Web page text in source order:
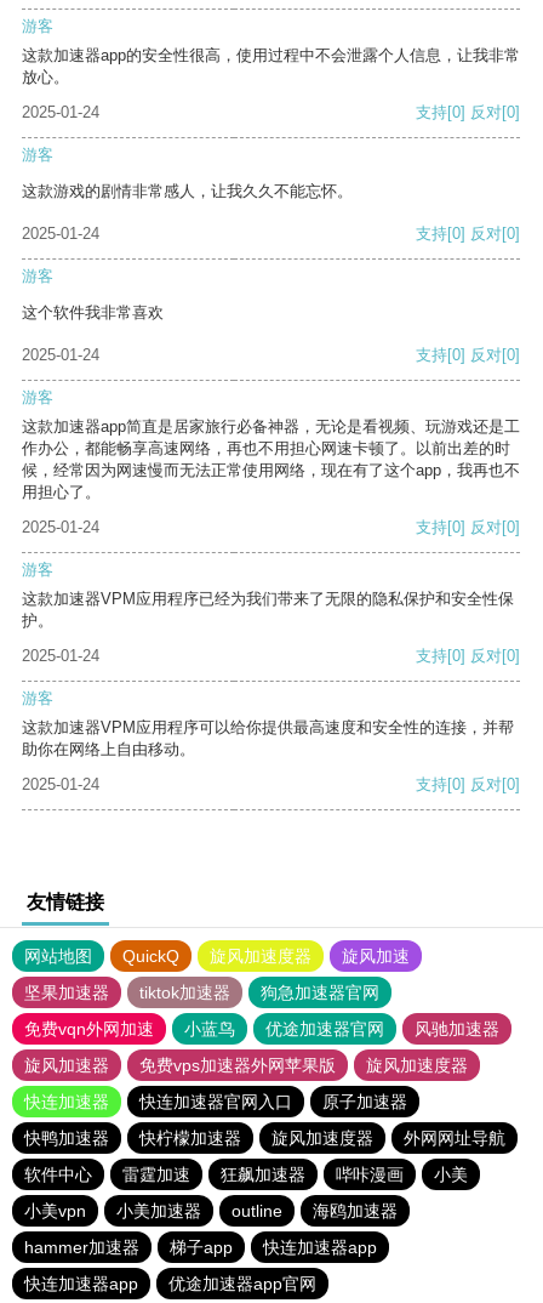
游客
这款加速器app的安全性很高，使用过程中不会泄露个人信息，让我非常
放心。
2025-01-24
支持[0] 反对[0]
游客
这款游戏的剧情非常感人，让我久久不能忘怀。
2025-01-24 支持[0] 反对[0]
游客
这个软件我非常喜欢
2025-01-24 支持[0] 反对[0]
游客
这款加速器app简直是居家旅行必备神器，无论是看视频、玩游戏还是工
作办公，都能畅享高速网络，再也不用担心网速卡顿了。以前出差的时
候，经常因为网速慢而无法正常使用网络，现在有了这个app，我再也不
用担心了。
2025-01-24
支持[0] 反对[0]
游客
这款加速器VPM应用程序已经为我们带来了无限的隐私保护和安全性保
护。
2025-01-24
支持[0] 反对[0]
游客
这款加速器VPM应用程序可以给你提供最高速度和安全性的连接，并帮
助你在网络上自由移动。
2025-01-24
支持[0] 反对[0]
友情链接
网站地图 QuickQ 旋风加速度器
旋风加速
坚果加速器
tiktok加速器
狗急加速器官网
免费vqn外网加速
小蓝鸟 优途加速器官网
风驰加速器
旋风加速器
免费vps加速器外网苹果版
旋风加速度器
快连加速器
快连加速器官网入口
原子加速器
快鸭加速器
快柠檬加速器 旋风加速度器
外网网址导航
软件中心
雷霆加速 狂飙加速器 哔咔漫画
小美
小美vpn
小美加速器 outline
海鸥加速器
hammer加速器
梯子app
快连加速器app
快连加速器app
优途加速器app官网